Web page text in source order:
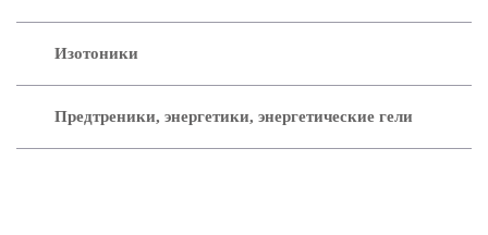
Изотоники
Предтреники, энергетики, энергетические гели